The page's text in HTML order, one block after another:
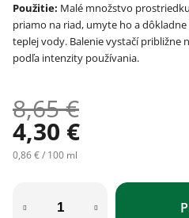
Použitie: Malé množstvo
priamo na riad, umyte ho a
teplej vody. Balenie vystačí približne
podľa intenzity používania.
8,65 €
4,30 €
Jednotková cena:
0,86 € / 100 ml